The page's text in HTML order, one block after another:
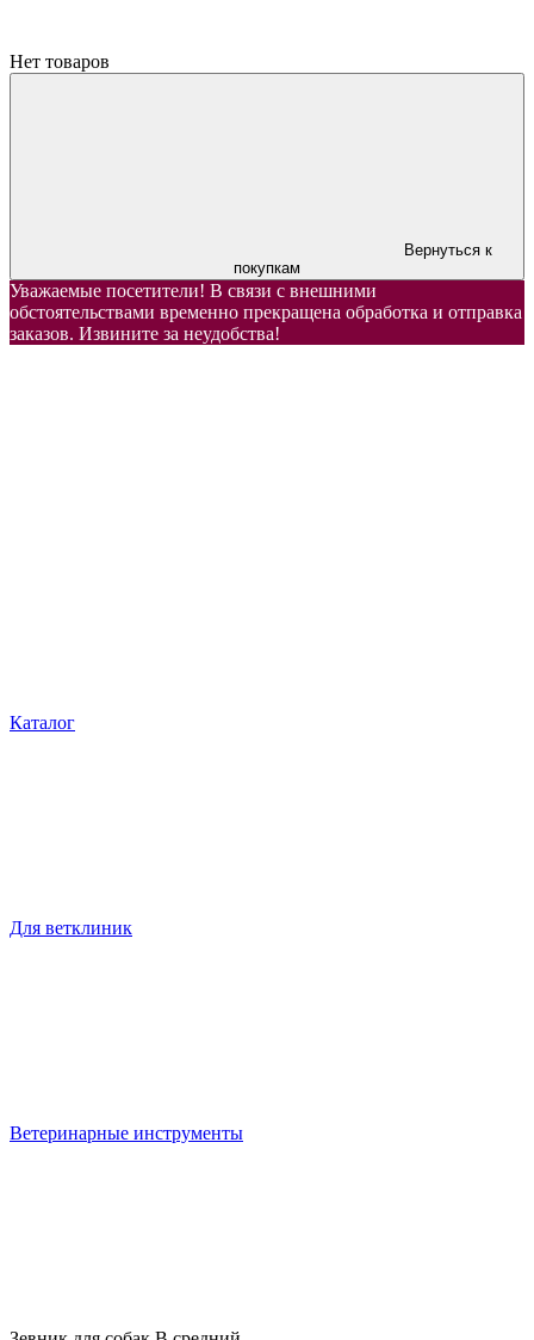
Нет товаров
Вернуться к
покупкам
Уважаемые посетители! В связи с внешними
обстоятельствами временно прекращена обработка и отправка
заказов. Извините за неудобства!
Каталог
Для ветклиник
Ветеринарные инструменты